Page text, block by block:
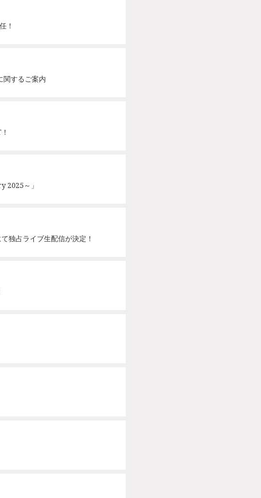
！
するご案内
2025～」
独占ライブ生配信が決定！